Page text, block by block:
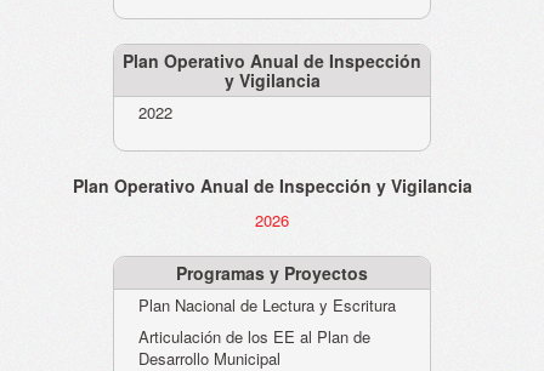
Plan Operativo Anual de Inspección
y Vigilancia
2022
Plan Operativo Anual de Inspección y Vigilancia
2026
Programas y Proyectos
Plan Nacional de Lectura y Escritura
Articulación de los EE al Plan de
Desarrollo Municipal